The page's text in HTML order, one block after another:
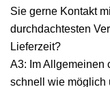
Sie gerne Kontakt
durchdachtesten
Lieferzeit?
A3: Im Allgemeinen
schnell wie möglich